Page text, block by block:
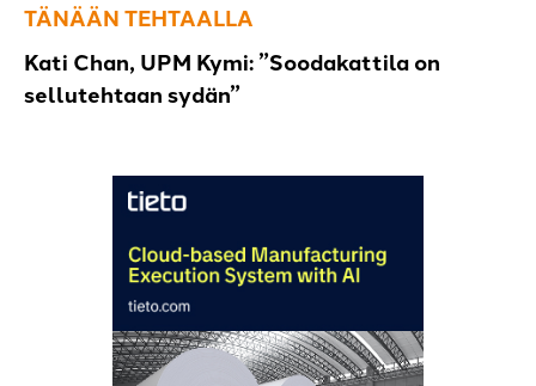
TÄNÄÄN TEHTAALLA
Kati Chan, UPM Kymi: ”Soodakattila on
sellutehtaan sydän”